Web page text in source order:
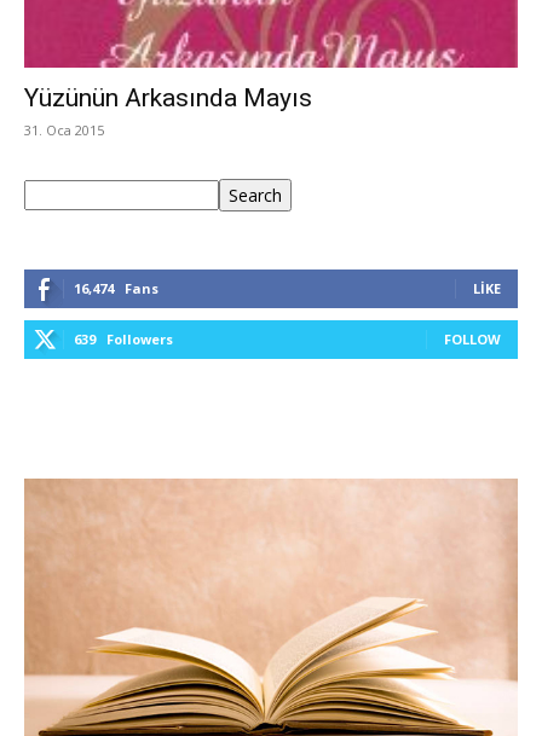
Yüzünün Arkasında Mayıs
31. Oca 2015
Search
16,474 Fans LIKE
639 Followers FOLLOW